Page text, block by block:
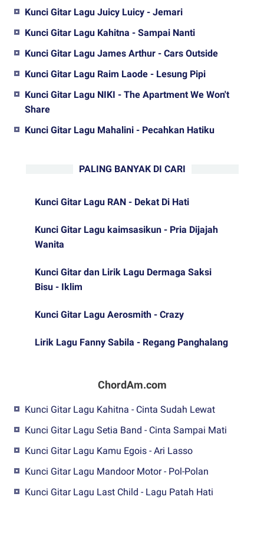
Kunci Gitar Lagu Juicy Luicy - Jemari
Kunci Gitar Lagu Kahitna - Sampai Nanti
Kunci Gitar Lagu James Arthur - Cars Outside
Kunci Gitar Lagu Raim Laode - Lesung Pipi
Kunci Gitar Lagu NIKI - The Apartment We Won't
Share
Kunci Gitar Lagu Mahalini - Pecahkan Hatiku
PALING BANYAK DI CARI
Kunci Gitar Lagu RAN - Dekat Di Hati
Kunci Gitar Lagu kaimsasikun - Pria Dijajah
Wanita
Kunci Gitar dan Lirik Lagu Dermaga Saksi
Bisu - Iklim
Kunci Gitar Lagu Aerosmith - Crazy
Lirik Lagu Fanny Sabila - Regang Panghalang
ChordAm.com
Kunci Gitar Lagu Kahitna - Cinta Sudah Lewat
Kunci Gitar Lagu Setia Band - Cinta Sampai Mati
Kunci Gitar Lagu Kamu Egois - Ari Lasso
Kunci Gitar Lagu Mandoor Motor - Pol-Polan
Kunci Gitar Lagu Last Child - Lagu Patah Hati